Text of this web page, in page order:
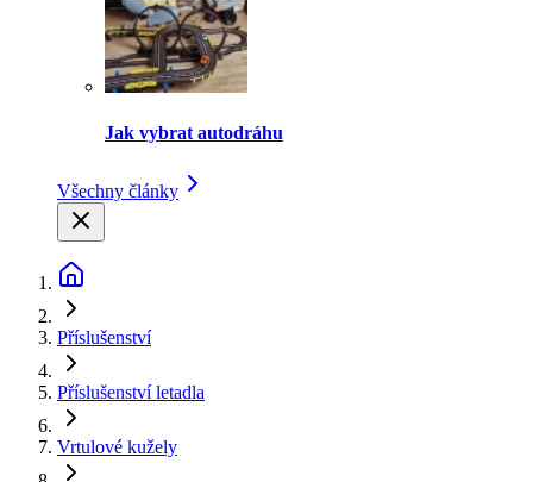
Jak vybrat autodráhu
Všechny články
Příslušenství
Příslušenství letadla
Vrtulové kužely